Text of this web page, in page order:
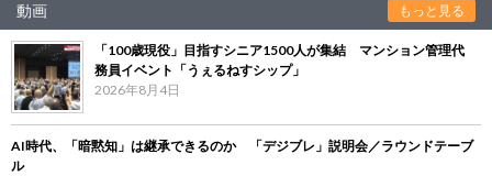
動画 もっと見る
「100歳現役」目指すシニア1500人が集結 マンション管理代
務員イベント「うぇるねすシップ」
2026年8月4日
AI時代、「暗黙知」は継承できるのか 「デジブレ」説明会／ラウンドテーブ
ル